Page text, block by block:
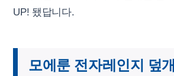
UP! 됐답니다.
모에룬 전자레인지 덮